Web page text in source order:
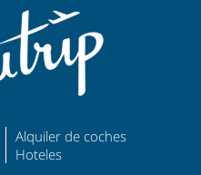
Alquiler de coches
Hoteles